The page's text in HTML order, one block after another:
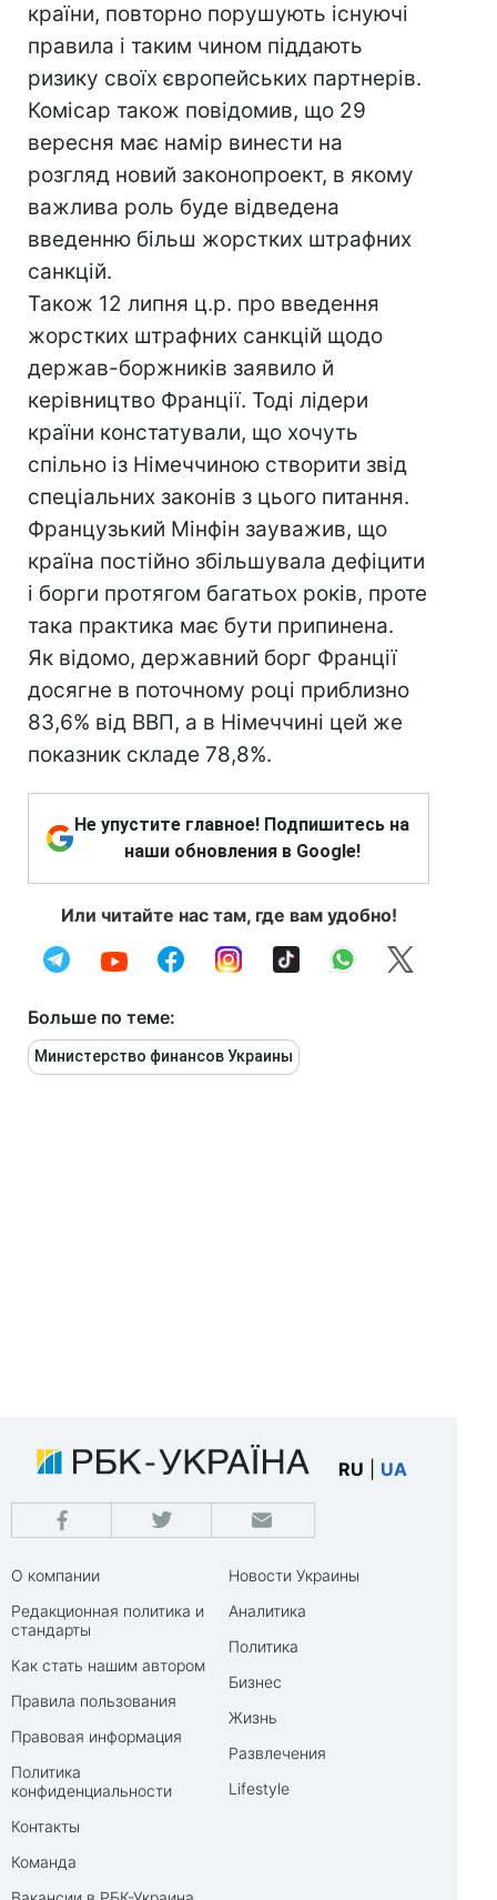
країни, повторно порушують існуючі
правила і таким чином піддають
ризику своїх європейських партнерів.
Комісар також повідомив, що 29
вересня має намір винести на
розгляд новий законопроект, в якому
важлива роль буде відведена
введенню більш жорстких штрафних
санкцій.
Також 12 липня ц.р. про введення
жорстких штрафних санкцій щодо
держав-боржників заявило й
керівництво Франції. Тоді лідери
країни констатували, що хочуть
спільно із Німеччиною створити звід
спеціальних законів з цього питання.
Французький Мінфін зауважив, що
країна постійно збільшувала дефіцити
і борги протягом багатьох років, проте
така практика має бути припинена.
Як відомо, державний борг Франції
досягне в поточному році приблизно
83,6% від ВВП, а в Німеччині цей же
показник складе 78,8%.
Не упустите главное! Подпишитесь на
наши обновления в Google!
Или читайте нас там, где вам удобно!
Больше по теме:
Министерство финансов Украины
RU UA
О компании
Редакционная политика и
стандарты
Как стать нашим автором
Правила пользования
Правовая информация
Политика
конфиденциальности
Контакты
Команда
Новости Украины
Аналитика
Политика
Бизнес
Жизнь
Развлечения
Lifestyle